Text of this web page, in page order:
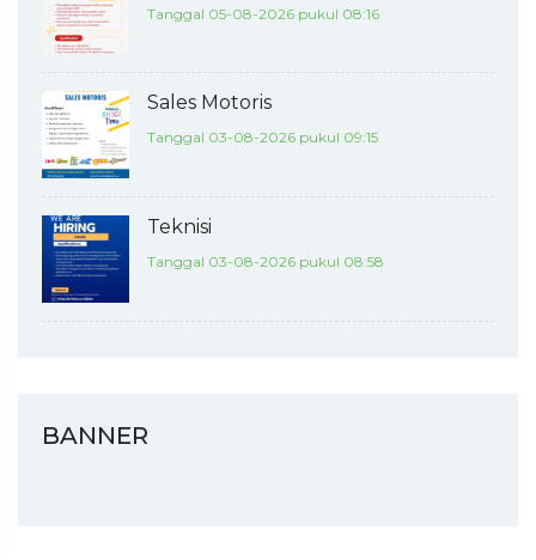
Tanggal 05-08-2026 pukul 08:16
Sales Motoris
Tanggal 03-08-2026 pukul 09:15
Teknisi
Tanggal 03-08-2026 pukul 08:58
BANNER